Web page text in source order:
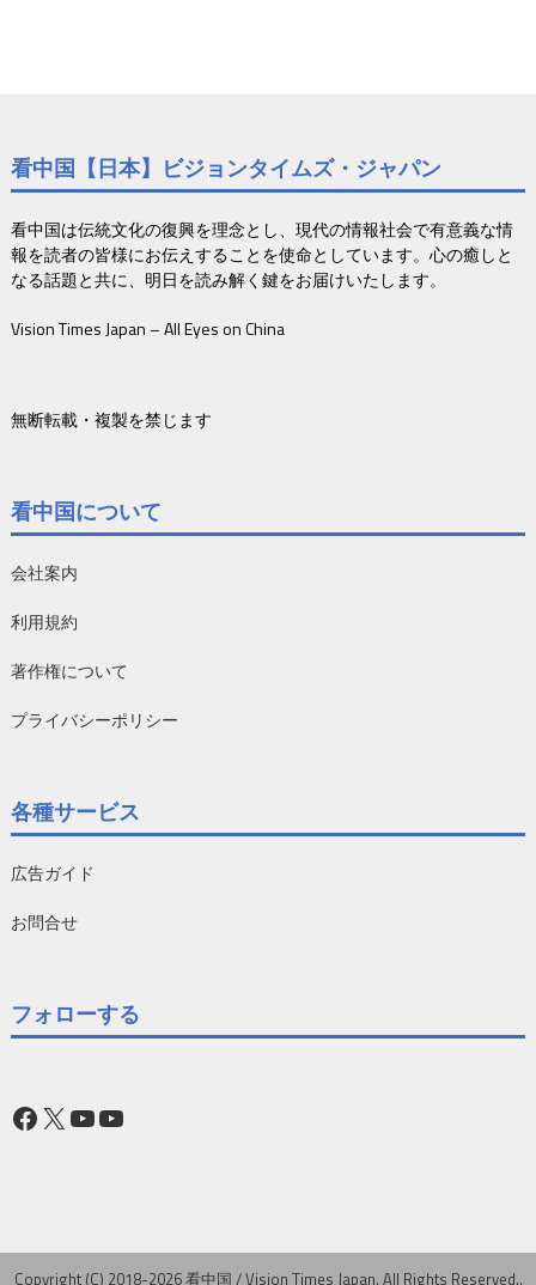
看中国【日本】ビジョンタイムズ・ジャパン
看中国は伝統文化の復興を理念とし、現代の情報社会で有意義な情
報を読者の皆様にお伝えすることを使命としています。心の癒しと
なる話題と共に、明日を読み解く鍵をお届けいたします。
Vision Times Japan – All Eyes on China
無断転載・複製を禁じます
看中国について
会社案内
利用規約
著作権について
プライバシーポリシー
各種サービス
広告ガイド
お問合せ
フォローする
Facebook
X YouTube
YouTube
Copyright (C) 2018-2026 看中国 / Vision Times Japan. All Rights Reserved..